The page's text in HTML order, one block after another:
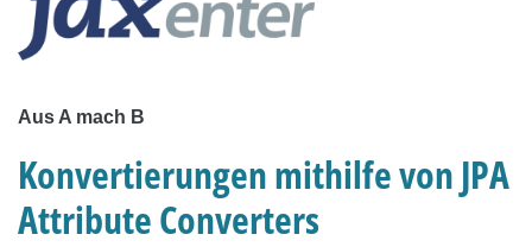
Aus A mach B
Konvertierungen mithilfe von JPA
Attribute Converters